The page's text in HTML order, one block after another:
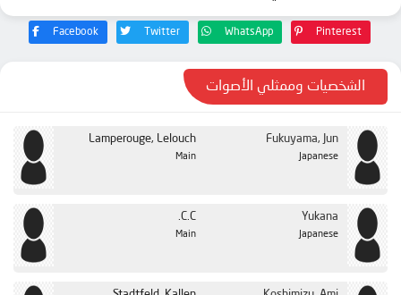
الحلقة 22
الحلقة 24
Facebook Twitter WhatsApp Pinterest
الشخصيات وممثلي الأصوات
Lamperouge, Lelouch
Main
Fukuyama, Jun
Japanese
C.C.
Main
Yukana
Japanese